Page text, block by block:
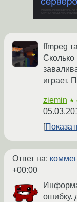
ffmpeg
Сколько
играет.
ziemin
Ответ на:
+00:00
ошибку.